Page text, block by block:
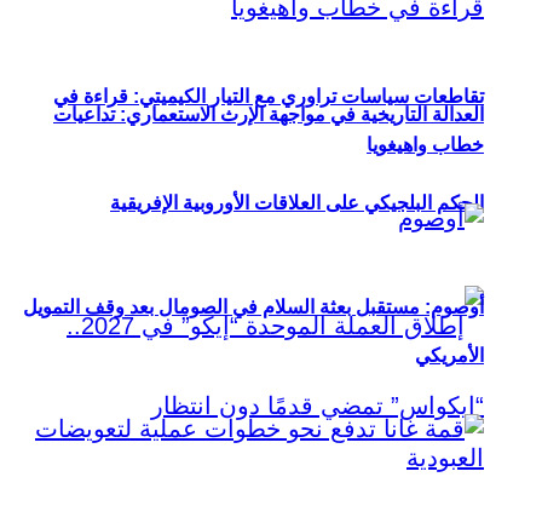
العدالة التاريخية في مواجهة الإرث الاستعماري: تداعيات
الحكم البلجيكي على العلاقات الأوروبية الإفريقية
تقاطعات سياسات تراوري مع التيار الكيميتي: قراءة في
خطاب واهيغويا
أوصوم: مستقبل بعثة السلام في الصومال بعد وقف التمويل
الأمريكي